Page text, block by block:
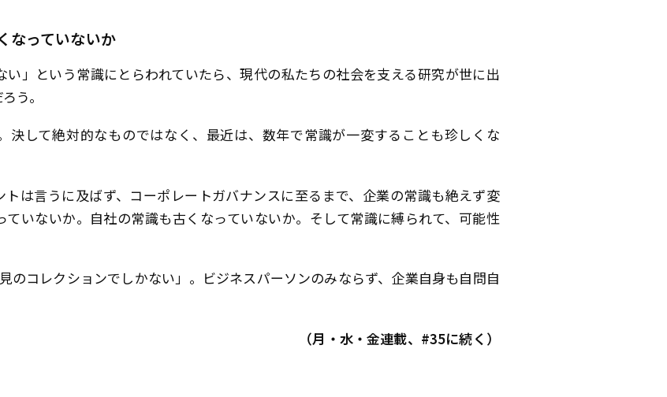
なっていないか
」という常識にとらわれていたら、現代の私たちの社会を支える研究が世に出
う。
決して絶対的なものではなく、最近は、数年で常識が一変することも珍しくな
は言うに及ばず、コーポレートガバナンスに至るまで、企業の常識も絶えず変
いないか。自社の常識も古くなっていないか。そして常識に縛られて、可能性
のコレクションでしかない」――。ビジネスパーソンのみならず、企業自身も自問自
（月・水・金連載、#35に続く）